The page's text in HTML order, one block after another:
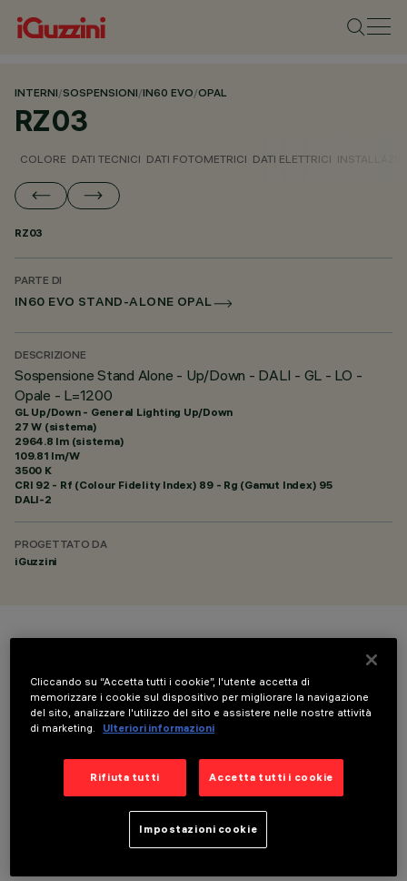
INTERNI/SOSPENSIONI/IN60 EVO/OPAL
RZ03
COLORE DATI TECNICI DATI FOTOMETRICI DATI ELETTRICI
RZ03
PARTE DI
IN60 EVO STAND-ALONE OPAL
DESCRIZIONE
Sospensione Stand Alone - Up/Down - DALI - GL - LO -
Opale - L=1200
GL Up/Down - General Lighting Up/Down
27 W (sistema)
2964.8 lm (sistema)
109.81 lm/W
3500 K
CRI 92 - Rf (Colour Fidelity Index) 89 - Rg (Gamut Index) 95
DALI-2
PROGETTATO DA
iGuzzini
DATI TECNICI
ULTIMO AGGIORNAMENTO: 06/08/2026
Cliccando su “Accetta tutti i cookie”, l'utente accetta di
memorizzare i cookie sul dispositivo per migliorare la navigazione
del sito, analizzare l'utilizzo del sito e assistere nelle nostre attività
di marketing.
Ulteriori informazioni
Rifiuta tutti Accetta tutti i cookie
Impostazioni cookie